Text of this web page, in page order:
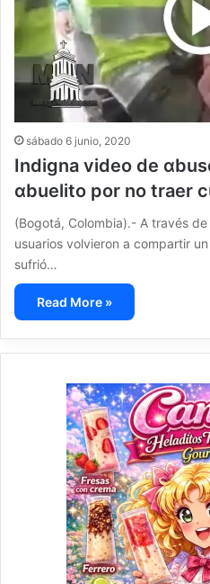
sábado 6 junio, 2020
Indigna video de
αbuelito por no traer
(Bogotá, Colombia).- A través
usuarios volvieron a compartir
sufrió…
Read More »